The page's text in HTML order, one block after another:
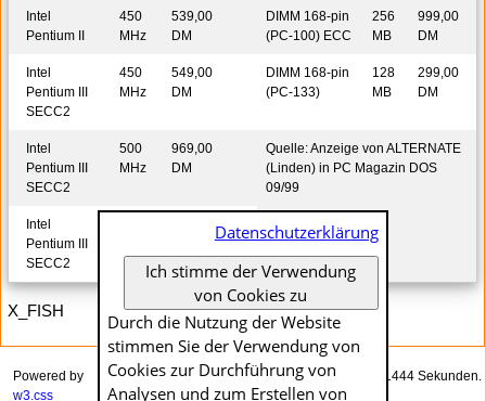
Intel
Pentium II
450
MHz
539,00
DM
DIMM 168-pin
(PC-100) ECC
256
MB
999,00
DM
Intel
Pentium III
SECC2
450
MHz
549,00
DM
DIMM 168-pin
(PC-133)
128
MB
299,00
DM
Intel
Pentium III
SECC2
500
MHz
969,00
DM
Quelle: Anzeige von ALTERNATE
(Linden) in PC Magazin DOS
09/99
Intel
Pentium III
SECC2
1.499,00
X_FISH
Das Generieren dieser Seite dauerte genau 0.01444 Sekunden.
Powered by
w3.css
Datenschutzerklärung
Ich stimme der Verwendung
von Cookies zu
Durch die Nutzung der Website
stimmen Sie der Verwendung von
Cookies zur Durch­führung von
Analysen und zum Erstellen von